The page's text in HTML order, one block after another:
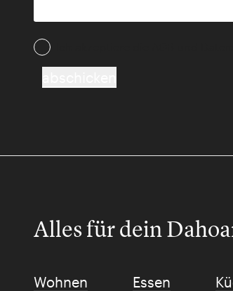
Alles für dein
Wohnen Essen